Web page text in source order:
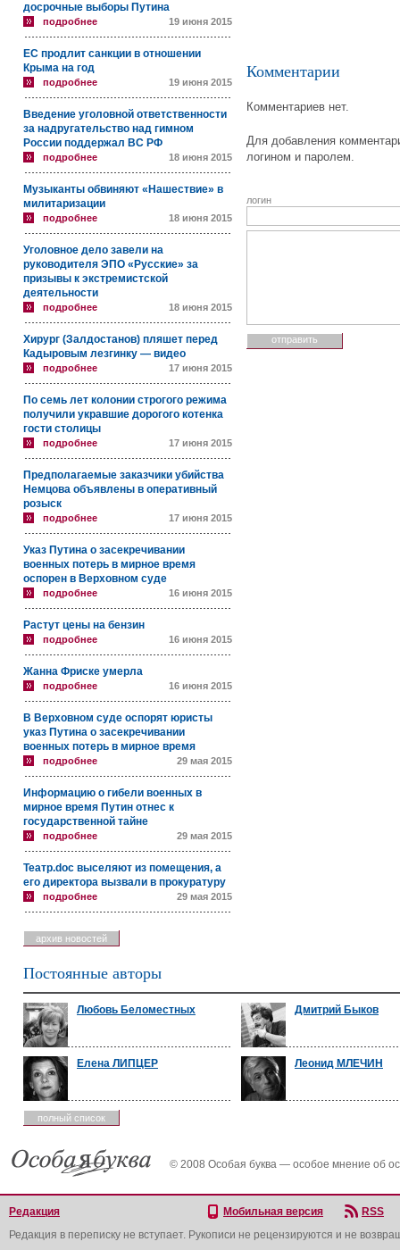
досрочные выборы Путина
подробнее 19 июня 2015
ЕС продлит санкции в отношении
Крыма на год
подробнее 19 июня 2015
Введение уголовной ответственности
за надругательство над гимном
России поддержал ВС РФ
подробнее 18 июня 2015
Музыканты обвиняют «Нашествие» в
милитаризации
подробнее 18 июня 2015
Уголовное дело завели на
руководителя ЭПО «Русские» за
призывы к экстремистской
деятельности
подробнее 18 июня 2015
Хирург (Залдостанов) пляшет перед
Кадыровым лезгинку — видео
подробнее 17 июня 2015
По семь лет колонии строгого режима
получили укравшие дорогого котенка
гости столицы
подробнее 17 июня 2015
Предполагаемые заказчики убийства
Немцова объявлены в оперативный
розыск
подробнее 17 июня 2015
Указ Путина о засекречивании
военных потерь в мирное время
оспорен в Верховном суде
подробнее 16 июня 2015
Растут цены на бензин
подробнее 16 июня 2015
Жанна Фриске умерла
подробнее 16 июня 2015
В Верховном суде оспорят юристы
указ Путина о засекречивании
военных потерь в мирное время
подробнее 29 мая 2015
Информацию о гибели военных в
мирное время Путин отнес к
государственной тайне
подробнее 29 мая 2015
Театр.doc выселяют из помещения, а
его директора вызвали в прокуратуру
подробнее 29 мая 2015
архив новостей
Комментарии
Комментариев нет.
Для добавления
логином и паролем.
логин
Постоянные авторы
Любовь Беломестных Дмитрий Быков
Елена ЛИПЦЕР Леонид МЛЕЧИН
полный список
© 2008 Особая буква — особое мнение об
Редакция Мобильная версия
RSS
Редакция в переписку не вступает. Рукописи не рецензируются и не